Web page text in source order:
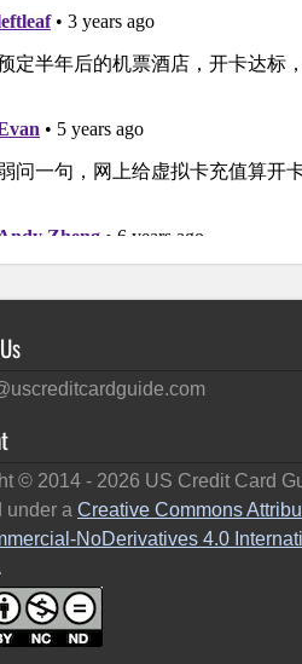
© 2014 - 2026 US Credit Card
under a Creative Commons
NoDerivatives 4.0
.